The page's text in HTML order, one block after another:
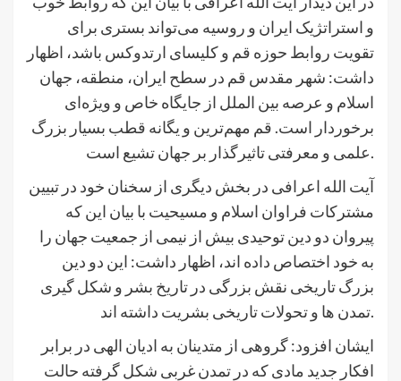
و استراتژیک ایران و روسیه می‌تواند بستری برای
تقویت روابط حوزه قم و کلیسای ارتدوکس باشد، اظهار
داشت: شهر مقدس قم در سطح ایران، منطقه، جهان
اسلام و عرصه بین الملل از جایگاه خاص و ویژه‌ای
برخوردار است. قم مهم‌ترین و یگانه قطب بسیار بزرگ
علمی و معرفتی تاثیرگذار بر جهان تشیع است.
آیت الله اعرافی در بخش دیگری از سخنان خود در تبیین
مشترکات فراوان اسلام و مسیحیت با بیان این که
پیروان دو دین توحیدی بیش از نیمی از جمعیت جهان را
به خود اختصاص داده اند، اظهار داشت: این دو دین
بزرگ تاریخی نقش بزرگی در تاریخ بشر و شکل گیری
تمدن ها و تحولات تاریخی بشریت داشته اند.
ایشان افزود: گروهی از متدینان به ادیان الهی در برابر
افکار جدید مادی که در تمدن غربی شکل گرفته حالت